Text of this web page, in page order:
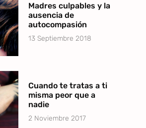
Madres culpables y la
ausencia de
autocompasión
13 Septiembre 2018
Cuando te tratas a ti
misma peor que a
nadie
2 Noviembre 2017